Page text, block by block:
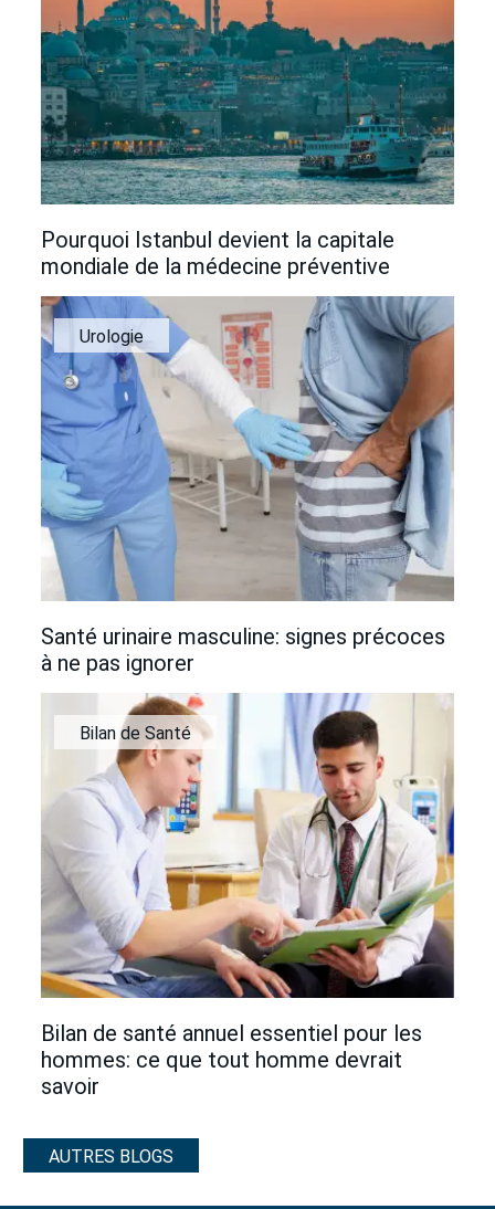
Pourquoi Istanbul devient la capitale
mondiale de la médecine préventive
Santé urinaire masculine: signes précoces
à ne pas ignorer
Urologie
Bilan de santé annuel essentiel pour les
hommes: ce que tout homme devrait
savoir
Bilan de Santé
AUTRES BLOGS